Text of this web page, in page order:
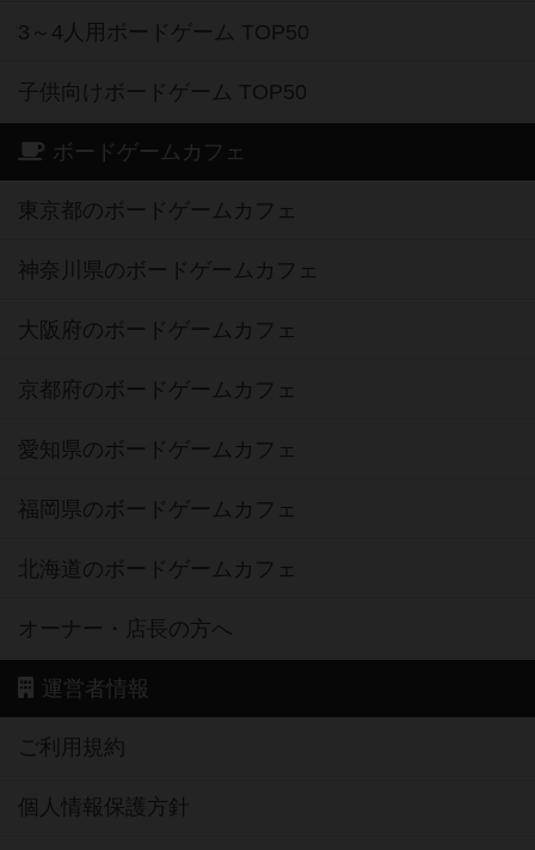
3～4人用ボードゲーム TOP50
子供向けボードゲーム TOP50
ボードゲームカフェ
東京都のボードゲームカフェ
神奈川県のボードゲームカフェ
大阪府のボードゲームカフェ
京都府のボードゲームカフェ
愛知県のボードゲームカフェ
福岡県のボードゲームカフェ
北海道のボードゲームカフェ
オーナー・店長の方へ
運営者情報
ご利用規約
個人情報保護方針